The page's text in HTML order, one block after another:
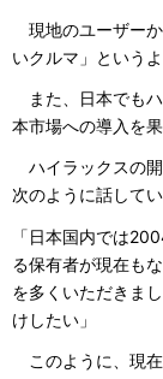
現地のユーザー
いクルマ」という
また、日本でも
本市場への導入を果
ハイラックスの開
次のように話してい
「日本国内では
る保有者が現在も
を多くいただきま
けしたい」
このように、現